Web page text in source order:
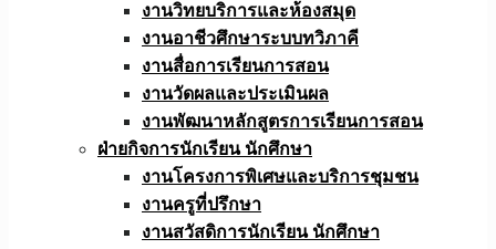
งานวิทยบริการและห้องสมุด
งานอาชีวศึกษาระบบทวิภาคี
งานสื่อการเรียนการสอน
งานวัดผลและประเมินผล
งานพัฒนาหลักสูตรการเรียนการสอน
ฝ่ายกิจการนักเรียน นักศึกษา
งานโครงการพิเศษและบริการชุมชน
งานครูที่ปรึกษา
งานสวัสดิการนักเรียน นักศึกษา